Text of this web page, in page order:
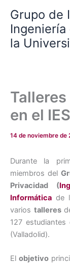
contenido
Grupo de
la
en el
14 de noviembre de
Durante la
miembros del
Privacidad (
Informática de
varios talleres
127
(Valladolid).
Elobjetivo